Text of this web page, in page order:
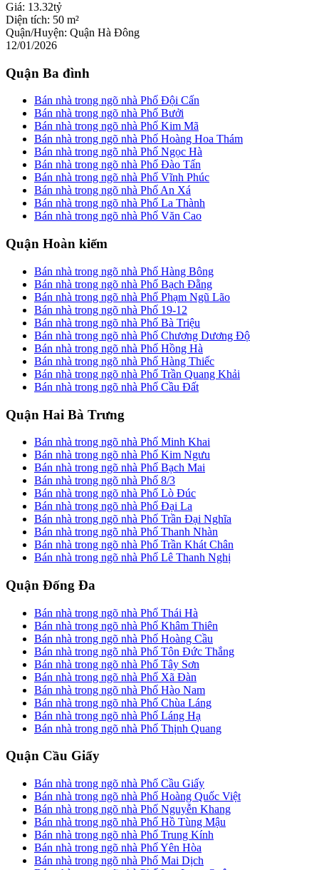
Giá: 13.32tỷ
Diện tích: 50 m²
Quận/Huyện: Quận Hà Đông
12/01/2026
Quận Ba đình
Bán nhà trong ngõ nhà Phố Đội Cấn
Bán nhà trong ngõ nhà Phố Bưởi
Bán nhà trong ngõ nhà Phố Kim Mã
Bán nhà trong ngõ nhà Phố Hoàng Hoa Thám
Bán nhà trong ngõ nhà Phố Ngọc Hà
Bán nhà trong ngõ nhà Phố Đào Tấn
Bán nhà trong ngõ nhà Phố Vĩnh Phúc
Bán nhà trong ngõ nhà Phố An Xá
Bán nhà trong ngõ nhà Phố La Thành
Bán nhà trong ngõ nhà Phố Văn Cao
Quận Hoàn kiếm
Bán nhà trong ngõ nhà Phố Hàng Bông
Bán nhà trong ngõ nhà Phố Bạch Đằng
Bán nhà trong ngõ nhà Phố Phạm Ngũ Lão
Bán nhà trong ngõ nhà Phố 19-12
Bán nhà trong ngõ nhà Phố Bà Triệu
Bán nhà trong ngõ nhà Phố Chương Dương Độ
Bán nhà trong ngõ nhà Phố Hồng Hà
Bán nhà trong ngõ nhà Phố Hàng Thiếc
Bán nhà trong ngõ nhà Phố Trần Quang Khải
Bán nhà trong ngõ nhà Phố Cầu Đất
Quận Hai Bà Trưng
Bán nhà trong ngõ nhà Phố Minh Khai
Bán nhà trong ngõ nhà Phố Kim Ngưu
Bán nhà trong ngõ nhà Phố Bạch Mai
Bán nhà trong ngõ nhà Phố 8/3
Bán nhà trong ngõ nhà Phố Lò Đúc
Bán nhà trong ngõ nhà Phố Đại La
Bán nhà trong ngõ nhà Phố Trần Đại Nghĩa
Bán nhà trong ngõ nhà Phố Thanh Nhàn
Bán nhà trong ngõ nhà Phố Trần Khát Chân
Bán nhà trong ngõ nhà Phố Lê Thanh Nghị
Quận Đống Đa
Bán nhà trong ngõ nhà Phố Thái Hà
Bán nhà trong ngõ nhà Phố Khâm Thiên
Bán nhà trong ngõ nhà Phố Hoàng Cầu
Bán nhà trong ngõ nhà Phố Tôn Đức Thắng
Bán nhà trong ngõ nhà Phố Tây Sơn
Bán nhà trong ngõ nhà Phố Xã Đàn
Bán nhà trong ngõ nhà Phố Hào Nam
Bán nhà trong ngõ nhà Phố Chùa Láng
Bán nhà trong ngõ nhà Phố Láng Hạ
Bán nhà trong ngõ nhà Phố Thịnh Quang
Quận Cầu Giấy
Bán nhà trong ngõ nhà Phố Cầu Giấy
Bán nhà trong ngõ nhà Phố Hoàng Quốc Việt
Bán nhà trong ngõ nhà Phố Nguyễn Khang
Bán nhà trong ngõ nhà Phố Hồ Tùng Mậu
Bán nhà trong ngõ nhà Phố Trung Kính
Bán nhà trong ngõ nhà Phố Yên Hòa
Bán nhà trong ngõ nhà Phố Mai Dịch